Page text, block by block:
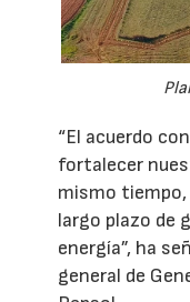
“El acuerdo
fortalecer
mismo tiempo,
largo plazo de
energía”, ha
general de